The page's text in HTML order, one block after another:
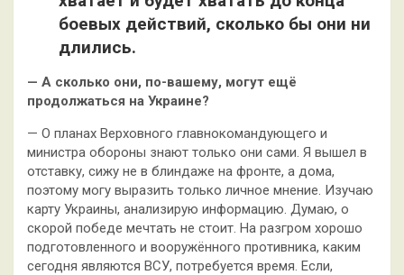
боевых действий, сколько бы они ни
длились.
— А сколько они, по-вашему, могут ещё
продолжаться на Украине?
— О планах Верховного главнокомандующего и
министра обороны знают только они сами. Я вышел в
отставку, сижу не в блиндаже на фронте, а дома,
поэтому могу выразить только личное мнение. Изучаю
карту Украины, анализирую информацию. Думаю, о
скорой победе мечтать не стоит. На разгром хорошо
подготовленного и вооружённого противника, каким
сегодня являются ВСУ, потребуется время. Если,